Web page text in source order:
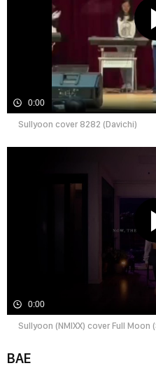
0:00
Sullyoon cover 8282 (Davichi)
0:00
Sullyoon (NMIXX) cover Full Moon
BAE